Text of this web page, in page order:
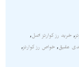
, خرید رز کوارتز اصل,
عقیق, خواص رز کوارتز,